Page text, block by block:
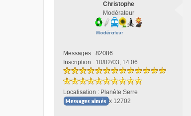
Christophe
Modérateur
Messages : 82086
Inscription : 10/02/03, 14:06
Localisation : Planète Serre
x 12702